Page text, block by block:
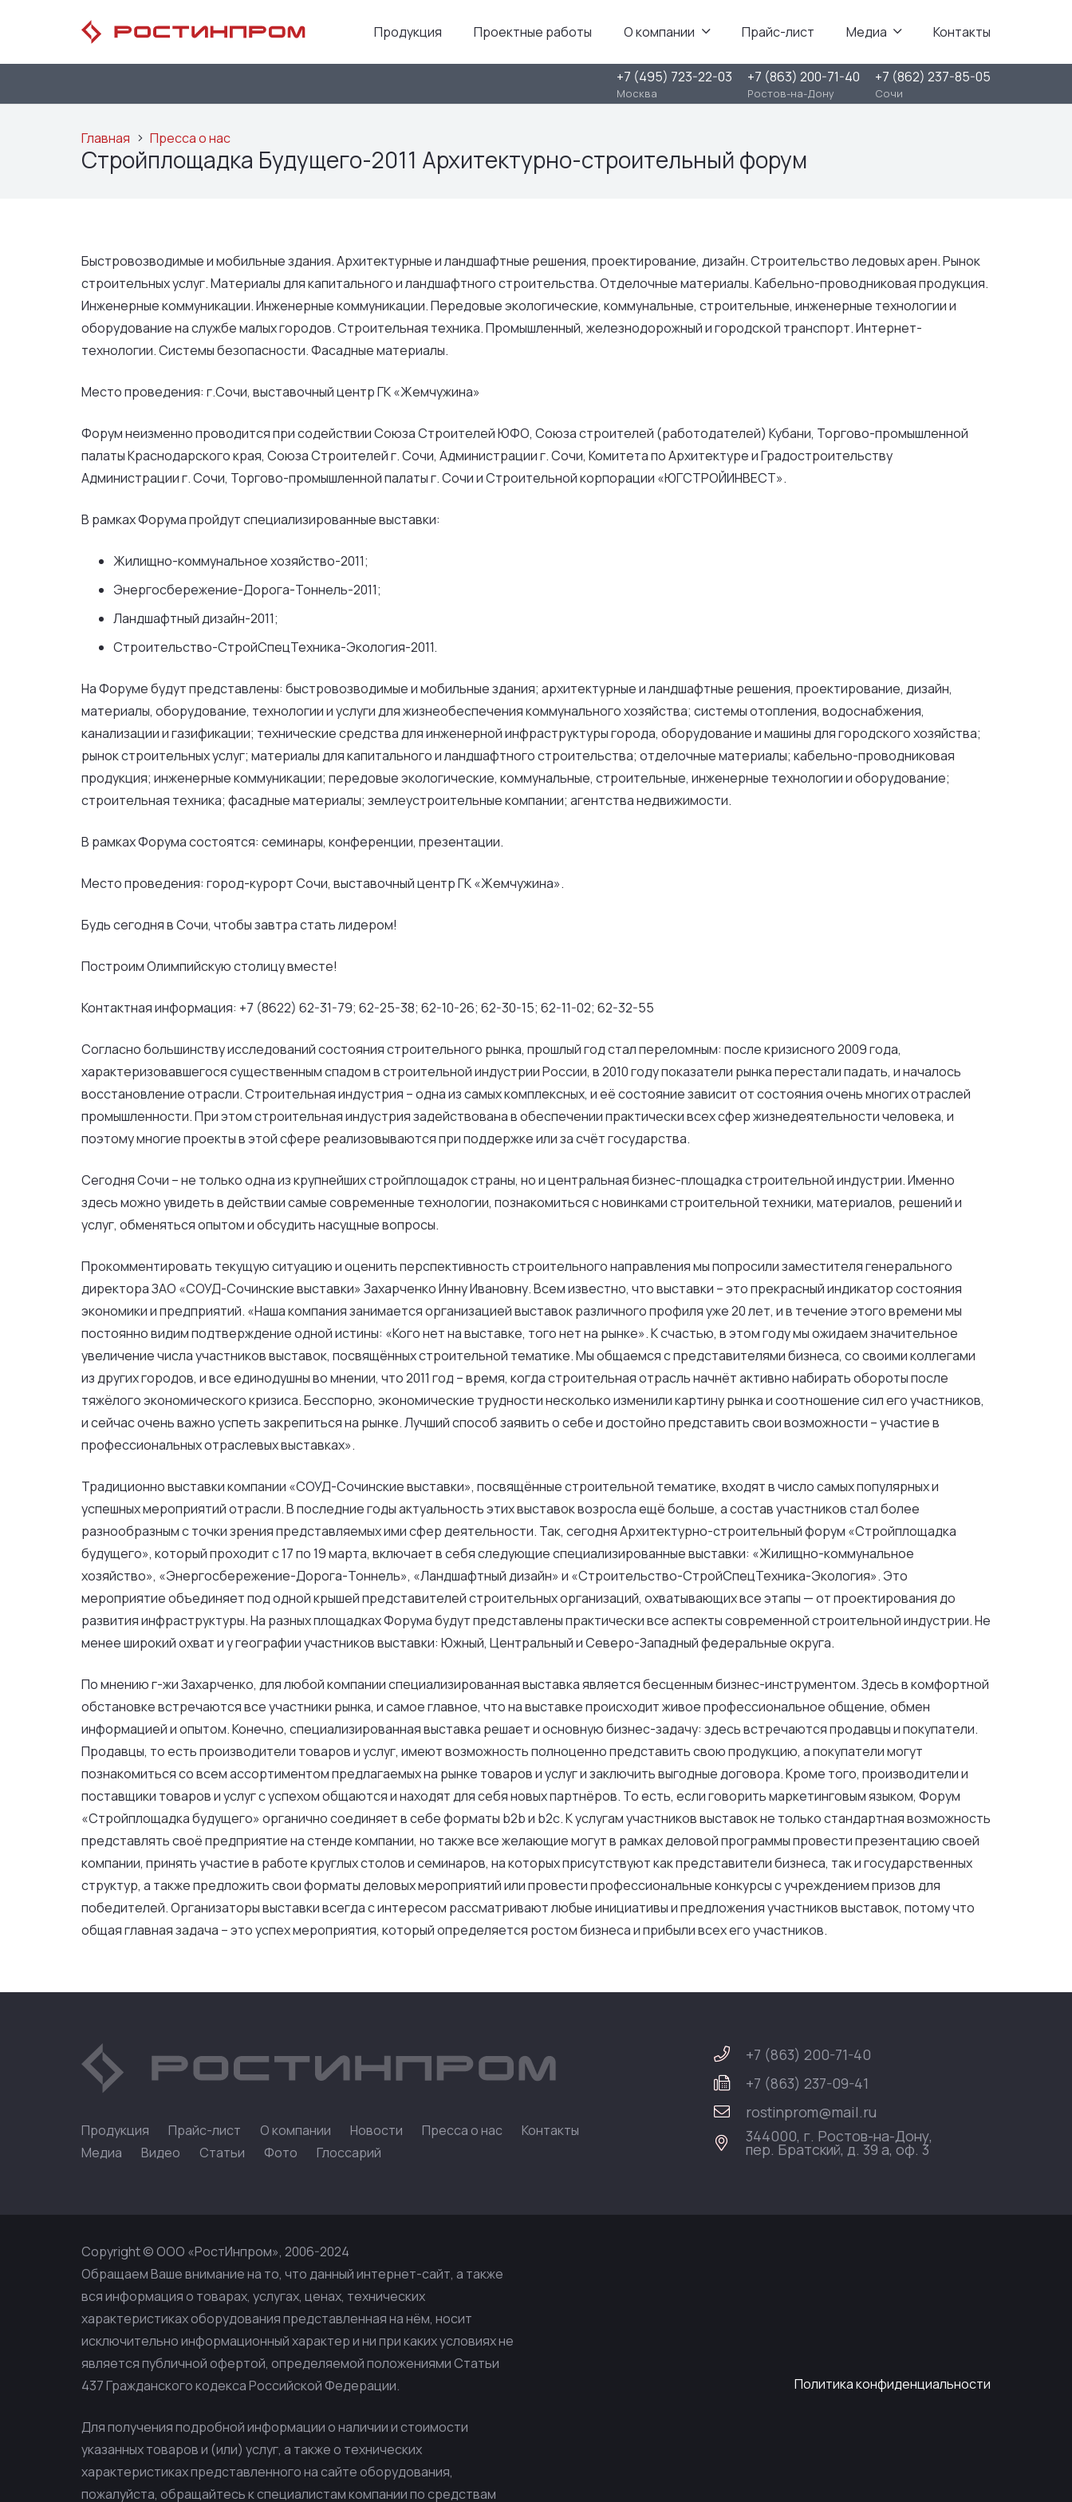
Продукция Проектные работы О компании Прайс-лист Медиа Контакты
+7 (495) 723-22-03
Москва
+7 (863) 200-71-40
Ростов-на-Дону
+7 (862) 237-85-05
Сочи
Главная Пресса о нас
Стройплощадка Будущего-2011 Архитектурно-строительный форум
Быстровозводимые и мобильные здания. Архитектурные и ландшафтные решения, проектирование, дизайн. Строительство ледовых арен. Рынок
строительных услуг. Материалы для капитального и ландшафтного строительства. Отделочные материалы. Кабельно-проводниковая продукция.
Инженерные коммуникации. Инженерные коммуникации. Передовые экологические, коммунальные, строительные, инженерные технологии и
оборудование на службе малых городов. Строительная техника. Промышленный, железнодорожный и городской транспорт. Интернет-
технологии. Системы безопасности. Фасадные материалы.
Место проведения: г.Сочи, выставочный центр ГК «Жемчужина»
Форум неизменно проводится при содействии Союза Строителей ЮФО, Союза строителей (работодателей) Кубани, Торгово-промышленной
палаты Краснодарского края, Союза Строителей г. Сочи, Администрации г. Сочи, Комитета по Архитектуре и Градостроительству
Администрации г. Сочи, Торгово-промышленной палаты г. Сочи и Строительной корпорации «ЮГСТРОЙИНВЕСТ».
В рамках Форума пройдут специализированные выставки:
Жилищно-коммунальное хозяйство-2011;
Энергосбережение-Дорога-Тоннель-2011;
Ландшафтный дизайн-2011;
Строительство-СтройСпецТехника-Экология-2011.
На Форуме будут представлены: быстровозводимые и мобильные здания; архитектурные и ландшафтные решения, проектирование, дизайн,
материалы, оборудование, технологии и услуги для жизнеобеспечения коммунального хозяйства; системы отопления, водоснабжения,
канализации и газификации; технические средства для инженерной инфраструктуры города, оборудование и машины для городского хозяйства;
рынок строительных услуг; материалы для капитального и ландшафтного строительства; отделочные материалы; кабельно-проводниковая
продукция; инженерные коммуникации; передовые экологические, коммунальные, строительные, инженерные технологии и оборудование;
строительная техника; фасадные материалы; землеустроительные компании; агентства недвижимости.
В рамках Форума состоятся: семинары, конференции, презентации.
Место проведения: город-курорт Сочи, выставочный центр ГК «Жемчужина».
Будь сегодня в Сочи, чтобы завтра стать лидером!
Построим Олимпийскую столицу вместе!
Контактная информация: +7 (8622) 62-31-79; 62-25-38; 62-10-26; 62-30-15; 62-11-02; 62-32-55
Согласно большинству исследований состояния строительного рынка, прошлый год стал переломным: после кризисного 2009 года,
характеризовавшегося существенным спадом в строительной индустрии России, в 2010 году показатели рынка перестали падать, и началось
восстановление отрасли. Строительная индустрия – одна из самых комплексных, и её состояние зависит от состояния очень многих отраслей
промышленности. При этом строительная индустрия задействована в обеспечении практически всех сфер жизнедеятельности человека, и
поэтому многие проекты в этой сфере реализовываются при поддержке или за счёт государства.
Сегодня Сочи – не только одна из крупнейших стройплощадок страны, но и центральная бизнес-площадка строительной индустрии. Именно
здесь можно увидеть в действии самые современные технологии, познакомиться с новинками строительной техники, материалов, решений и
услуг, обменяться опытом и обсудить насущные вопросы.
Прокомментировать текущую ситуацию и оценить перспективность строительного направления мы попросили заместителя генерального
директора ЗАО «СОУД-Сочинские выставки» Захарченко Инну Ивановну. Всем известно, что выставки – это прекрасный индикатор состояния
экономики и предприятий. «Наша компания занимается организацией выставок различного профиля уже 20 лет, и в течение этого времени мы
постоянно видим подтверждение одной истины: «Кого нет на выставке, того нет на рынке». К счастью, в этом году мы ожидаем значительное
увеличение числа участников выставок, посвящённых строительной тематике. Мы общаемся с представителями бизнеса, со своими коллегами
из других городов, и все единодушны во мнении, что 2011 год – время, когда строительная отрасль начнёт активно набирать обороты после
тяжёлого экономического кризиса. Бесспорно, экономические трудности несколько изменили картину рынка и соотношение сил его участников,
и сейчас очень важно успеть закрепиться на рынке. Лучший способ заявить о себе и достойно представить свои возможности – участие в
профессиональных отраслевых выставках».
Традиционно выставки компании «СОУД-Сочинские выставки», посвящённые строительной тематике, входят в число самых популярных и
успешных мероприятий отрасли. В последние годы актуальность этих выставок возросла ещё больше, а состав участников стал более
разнообразным с точки зрения представляемых ими сфер деятельности. Так, сегодня Архитектурно-строительный форум «Стройплощадка
будущего», который проходит с 17 по 19 марта, включает в себя следующие специализированные выставки: «Жилищно-коммунальное
хозяйство», «Энергосбережение-Дорога-Тоннель», «Ландшафтный дизайн» и «Строительство-СтройСпецТехника-Экология». Это
мероприятие объединяет под одной крышей представителей строительных организаций, охватывающих все этапы — от проектирования до
развития инфраструктуры. На разных площадках Форума будут представлены практически все аспекты современной строительной индустрии. Не
менее широкий охват и у географии участников выставки: Южный, Центральный и Северо-Западный федеральные округа.
По мнению г-жи Захарченко, для любой компании специализированная выставка является бесценным бизнес-инструментом. Здесь в комфортной
обстановке встречаются все участники рынка, и самое главное, что на выставке происходит живое профессиональное общение, обмен
информацией и опытом. Конечно, специализированная выставка решает и основную бизнес-задачу: здесь встречаются продавцы и покупатели.
Продавцы, то есть производители товаров и услуг, имеют возможность полноценно представить свою продукцию, а покупатели могут
познакомиться со всем ассортиментом предлагаемых на рынке товаров и услуг и заключить выгодные договора. Кроме того, производители и
поставщики товаров и услуг с успехом общаются и находят для себя новых партнёров. То есть, если говорить маркетинговым языком, Форум
«Стройплощадка будущего» органично соединяет в себе форматы b2b и b2c. К услугам участников выставок не только стандартная возможность
представлять своё предприятие на стенде компании, но также все желающие могут в рамках деловой программы провести презентацию своей
компании, принять участие в работе круглых столов и семинаров, на которых присутствуют как представители бизнеса, так и государственных
структур, а также предложить свои форматы деловых мероприятий или провести профессиональные конкурсы с учреждением призов для
победителей. Организаторы выставки всегда с интересом рассматривают любые инициативы и предложения участников выставок, потому что
общая главная задача – это успех мероприятия, который определяется ростом бизнеса и прибыли всех его участников.
Продукция Прайс-лист О компании Новости Пресса о нас
Контакты
Медиа
Видео Статьи Фото Глоссарий
+7 (863) 200-71-40
+7 (863) 237-09-41
rostinprom@mail.ru
344000, г. Ростов-на-Дону,
пер. Братский, д. 39 а, оф. 3
Copyright © ООО «РостИнпром», 2006-2024
Обращаем Ваше внимание на то, что данный интернет-сайт, а также
вся информация о товарах, услугах, ценах, технических
характеристиках оборудования представленная на нём, носит
исключительно информационный характер и ни при каких условиях не
является публичной офертой, определяемой положениями Статьи
437 Гражданского кодекса Российской Федерации.
Для получения подробной информации о наличии и стоимости
указанных товаров и (или) услуг, а также о технических
характеристиках представленного на сайте оборудования,
пожалуйста, обращайтесь к специалистам компании по средствам
Политика конфиденциальности